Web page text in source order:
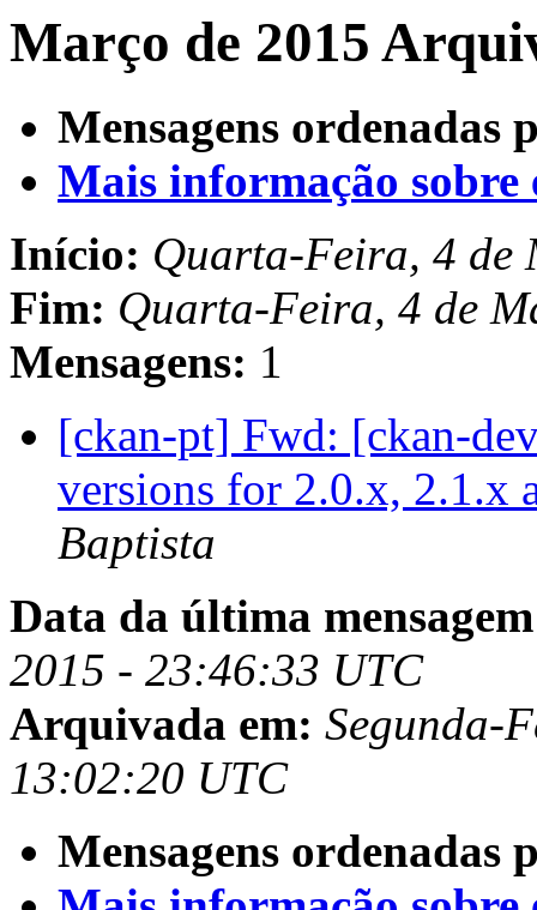
Março de 2015
Mensagens ordenadas
Mais informação sobre
Início: Quarta-Feira, 4 de
Fim: Quarta-Feira, 4 de
Mensagens: 1
[ckan-pt] Fwd: [ckan-
versions for 2.0.x, 2.1.x
Baptista
Data da última
2015 - 23:46:33 UTC
Arquivada em: Segunda-
13:02:20 UTC
Mensagens ordenadas